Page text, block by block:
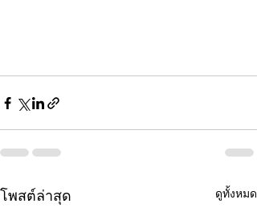
โพสต์ล่าสุด ดูทั้งหมด